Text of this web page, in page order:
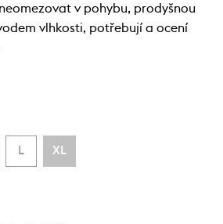
v pohybu, prodyšnou
vlhkosti, potřebují a ocení
L XL